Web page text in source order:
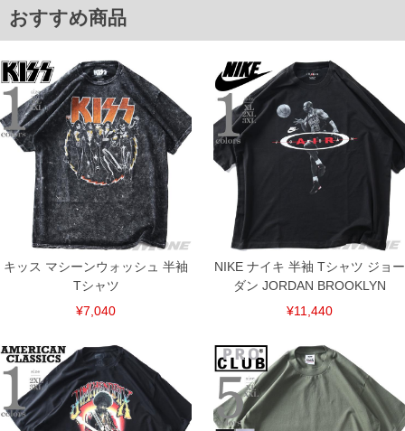
返品交換希望の方は、商品到着後1週間以内にご連絡ください。
※【ボトムの裾上げをご希望の場合】
裾上げ料金は500円+税となります。
備考欄に股下●cmとご記入下さい。（裾上げ無料対象商品は1本につき税込6,000円以
上の品が対象。1本5,999円以下の商品は有料（500円+税）となります。）
出荷まで約1週間～20日間程お時間を頂く場合がございます。
尚、裾上げした商品は返品・交換不可となりますので、予めご了承下さい。
一部、お直しに対応出来ない商品がございます。(例：裾にファスナーや調節ひもが付
いている、極端なデザインが施されている等)
※商品によって若干のサイズの誤差がございます。また、お客様がご使用の環境（コ
ンピュータ画面）によって、商品の色味が若干異なる場合がございます。予めご了承
ください。
※当店での掲載商品は、実店鋪と在庫を共用しておりますので店頭での売り違い、店
舗からのお取り寄せ等により、お客様にご迷惑をお掛けしてしまう場合がございま
す。そのようなことがない様最大限に努めておりますが、もしあった場合速やかにご
連絡させて頂きますので予めご了承ください。
おすすめ商品
キッス マシーンウォッシュ 半袖
Tシャツ
¥7,040
NIKE ナイキ 半袖 Tシャツ ジョー
ダン JORDAN BROOKLYN
¥11,440